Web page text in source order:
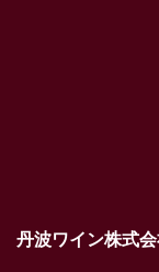
丹波ワイン株式